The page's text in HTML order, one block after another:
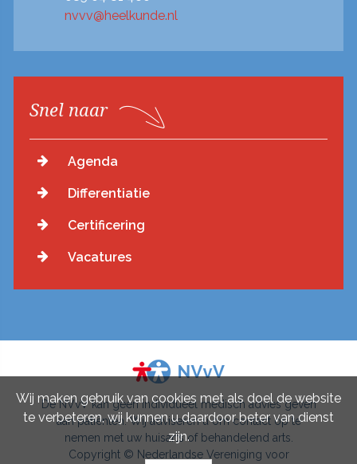
nvvv@heelkunde.nl
Snel naar
Agenda
Differentiatie
Certificering
Vacatures
De NVvV kan geen individueel medisch advies geven
aan patiënten. Wij adviseren u om contact op te
nemen met uw huisarts of behandelend arts.
Copyright © Nederlandse Vereniging voor
Wij maken gebruik van cookies met als doel de website
te verbeteren, wij kunnen u daardoor beter van dienst
zijn.